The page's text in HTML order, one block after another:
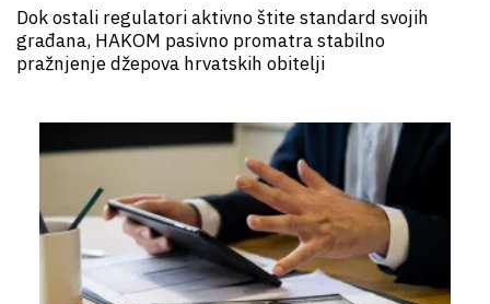
Dok ostali regulatori aktivno štite standard svojih
građana, HAKOM pasivno promatra stabilno
pražnjenje džepova hrvatskih obitelji